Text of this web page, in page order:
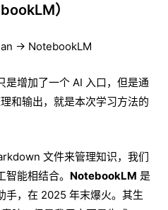
）
→ NotebookLM
是增加了一个 AI 入口，但是通
和输出，就是本次学习方法的
文件来管理知识，我们
能相结合。 NotebookLM 是
手，在 2025 年末爆火。其生